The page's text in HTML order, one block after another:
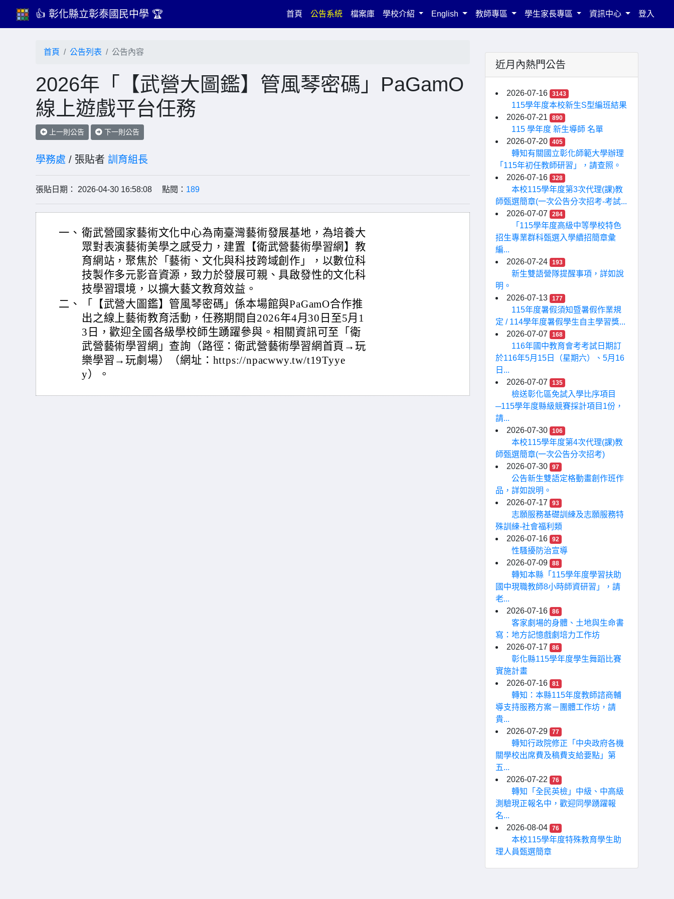
👍 彰化縣立彰泰國民中學 🏆 首頁(current)
公告系統 檔案庫 學校介紹 English 教師專區 學生家長專區 資訊中心 登入
首頁 公告列表 公告內容
2026年「【武營大圖鑑】管風琴密碼」PaGamO
線上遊戲平台任務
上一則公告 下一則公告
學務處 / 張貼者 訓育組長
張貼日期： 2026-04-30 16:58:08 點閱： 189
一、 衛武營國家藝術文化中心為南臺灣藝術發展基地，為培養大
眾對表演藝術美學之感受力，建置【衛武營藝術學習網】教
育網站，聚焦於「藝術、文化與科技跨域創作」，以數位科
技製作多元影音資源，致力於發展可親、具啟發性的文化科
技學習環境，以擴大藝文教育效益。
二、
「【武營大圖鑑】管風琴密碼」係本場館與PaGamO合作推
出之線上藝術教育活動，任務期間自2026年4月30日至5月1
3日，歡迎全國各級學校師生踴躍參與。相關資訊可至「衛
武營藝術學習網」查詢（路徑：衛武營藝術學習網首頁→玩
樂學習→玩劇場）（網址：https://npacwwy.tw/t19Tyye
y）。
近月內熱門公告
2026-07-16 3143
115學年度本校新生S型編班結果
2026-07-21
890
115 學年度 新生導師 名單
2026-07-20
405
轉知有關國立彰化師範大學辦理
「115年初任教師研習」，請查照。
2026-07-16
328
本校115學年度第3次代理(課)教
師甄選簡章(一次公告分次招考-考試...
2026-07-07
284
「115學年度高級中等學校特色
招生專業群科甄選入學續招簡章彙
編...
2026-07-24
193
新生雙語營隊提醒事項，詳如說
明。
2026-07-13
177
115年度暑假須知暨暑假作業規
定 / 114學年度暑假學生自主學習獎...
2026-07-07
168
116年國中教育會考考試日期訂
於116年5月15日（星期六）、5月16
日...
2026-07-07
135
檢送彰化區免試入學比序項目
─115學年度縣級競賽採計項目1份，
請...
2026-07-30
106
本校115學年度第4次代理(課)教
師甄選簡章(一次公告分次招考)
2026-07-30
97
公告新生雙語定格動畫創作班作
品，詳如說明。
2026-07-17
93
志願服務基礎訓練及志願服務特
殊訓練-社會福利類
2026-07-16
92
性騷擾防治宣導
2026-07-09
88
轉知本縣「115學年度學習扶助
國中現職教師8小時師資研習」，請
老...
2026-07-16
86
客家劇場的身體、土地與生命書
寫：地方記憶戲劇培力工作坊
2026-07-17
86
彰化縣115學年度學生舞蹈比賽
實施計畫
2026-07-16
81
轉知：本縣115年度教師諮商輔
導支持服務方案－團體工作坊，請
貴...
2026-07-29
77
轉知行政院修正「中央政府各機
關學校出席費及稿費支給要點」第
五...
2026-07-22
76
轉知「全民英檢」中級、中高級
測驗現正報名中，歡迎同學踴躍報
名...
2026-08-04
76
本校115學年度特殊教育學生助
理人員甄選簡章